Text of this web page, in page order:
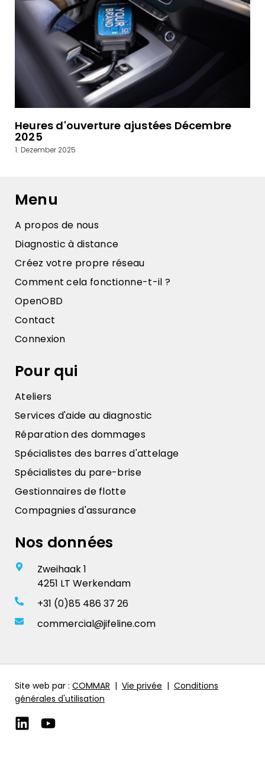
Heures d'ouverture ajustées Décembre
2025
1. Dezember 2025
Menu
A propos de nous
Diagnostic à distance
Créez votre propre réseau
Comment cela fonctionne-t-il ?
OpenOBD
Contact
Connexion
Pour qui
Ateliers
Services d'aide au diagnostic
Réparation des dommages
Spécialistes des barres d'attelage
Spécialistes du pare-brise
Gestionnaires de flotte
Compagnies d'assurance
Nos données
Zweihaak 1
4251 LT Werkendam
+31 (0)85 486 37 26
commercial@jifeline.com
Site web par : COMMAR | Vie privée | Conditions
générales d'utilisation